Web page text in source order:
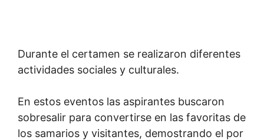
Durante el certamen se realizaron diferentes
actividades so­ciales y culturales.
En estos eventos las aspirantes buscaron
sobresalir para convertirse en las favoritas de
los samarios y visitantes, demostrando el por